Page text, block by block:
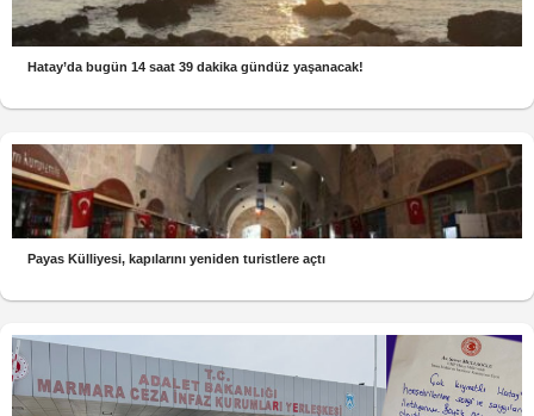
Hatay’da bugün 14 saat 39 dakika gündüz yaşanacak!
Payas Külliyesi, kapılarını yeniden turistlere açtı